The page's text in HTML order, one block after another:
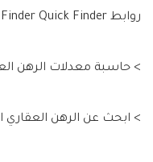
روابط Finder Quick Finder مع This Is Money's Partner L&C
> حاسبة معدلات الرهن
> ابحث عن الرهن